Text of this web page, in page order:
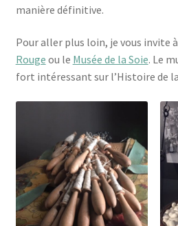
manière définitive.
Pour aller plus loin, je vous invite
Rouge ou le Musée de la Soie. Le
fort intéressant sur l’Histoire de